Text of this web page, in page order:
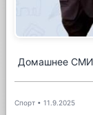
Домашнее СМИ
Спорт • 11.9.2025